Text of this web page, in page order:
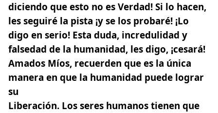
diciendo que esto no es Verdad! Si lo hacen,
les seguiré la pista ¡y se los probaré! ¡Lo
digo en serio! Esta duda, incredulidad y
falsedad de la humanidad, les digo, ¡cesará!
Amados Míos, recuerden que es la única
manera en que la humanidad puede lograr
su
Liberación. Los seres humanos tienen que